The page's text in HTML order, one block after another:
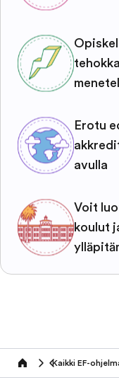
Erotu
avulla
Voit
koulut
home Kaikki EF-